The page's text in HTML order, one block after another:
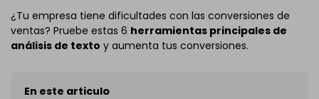
¿Tu empresa tiene dificultades con las conversiones de
ventas? Pruebe estas 6 herramientas principales de
análisis de texto y aumenta tus conversiones.
En este articulo